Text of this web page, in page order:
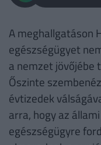
A meghallgatáson
egészségügyet
a nemzet
Őszinte
évtizedek
arra, hogy az
egészségügyre